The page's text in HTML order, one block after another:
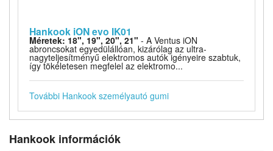
Hankook iON evo IK01
Méretek: 18", 19", 20", 21" - A Ventus iON
abroncsokat egyedülállóan, kizárólag az ultra-
nagyteljesítményű elektromos autók igényeire szabtuk,
így tökéletesen megfelel az elektromo...
További Hankook személyautó gumi
Hankook információk